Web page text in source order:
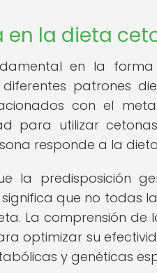
la dieta
en la
patrones
con el
para utilizar
responde a la
la predisposición
que no todas
La comprensión de
optimizar su
y genéticas